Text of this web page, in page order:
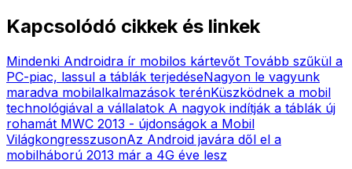
Kapcsolódó cikkek és linkek
Mindenki Androidra ír mobilos kártevőt Tovább szűkül a
PC-piac, lassul a táblák terjedéseNagyon le vagyunk
maradva mobilalkalmazások terénKüszködnek a mobil
technológiával a vállalatok A nagyok indítják a táblák új
rohamát MWC 2013 - újdonságok a Mobil
VilágkongresszusonAz Android javára dől el a
mobilháború 2013 már a 4G éve lesz